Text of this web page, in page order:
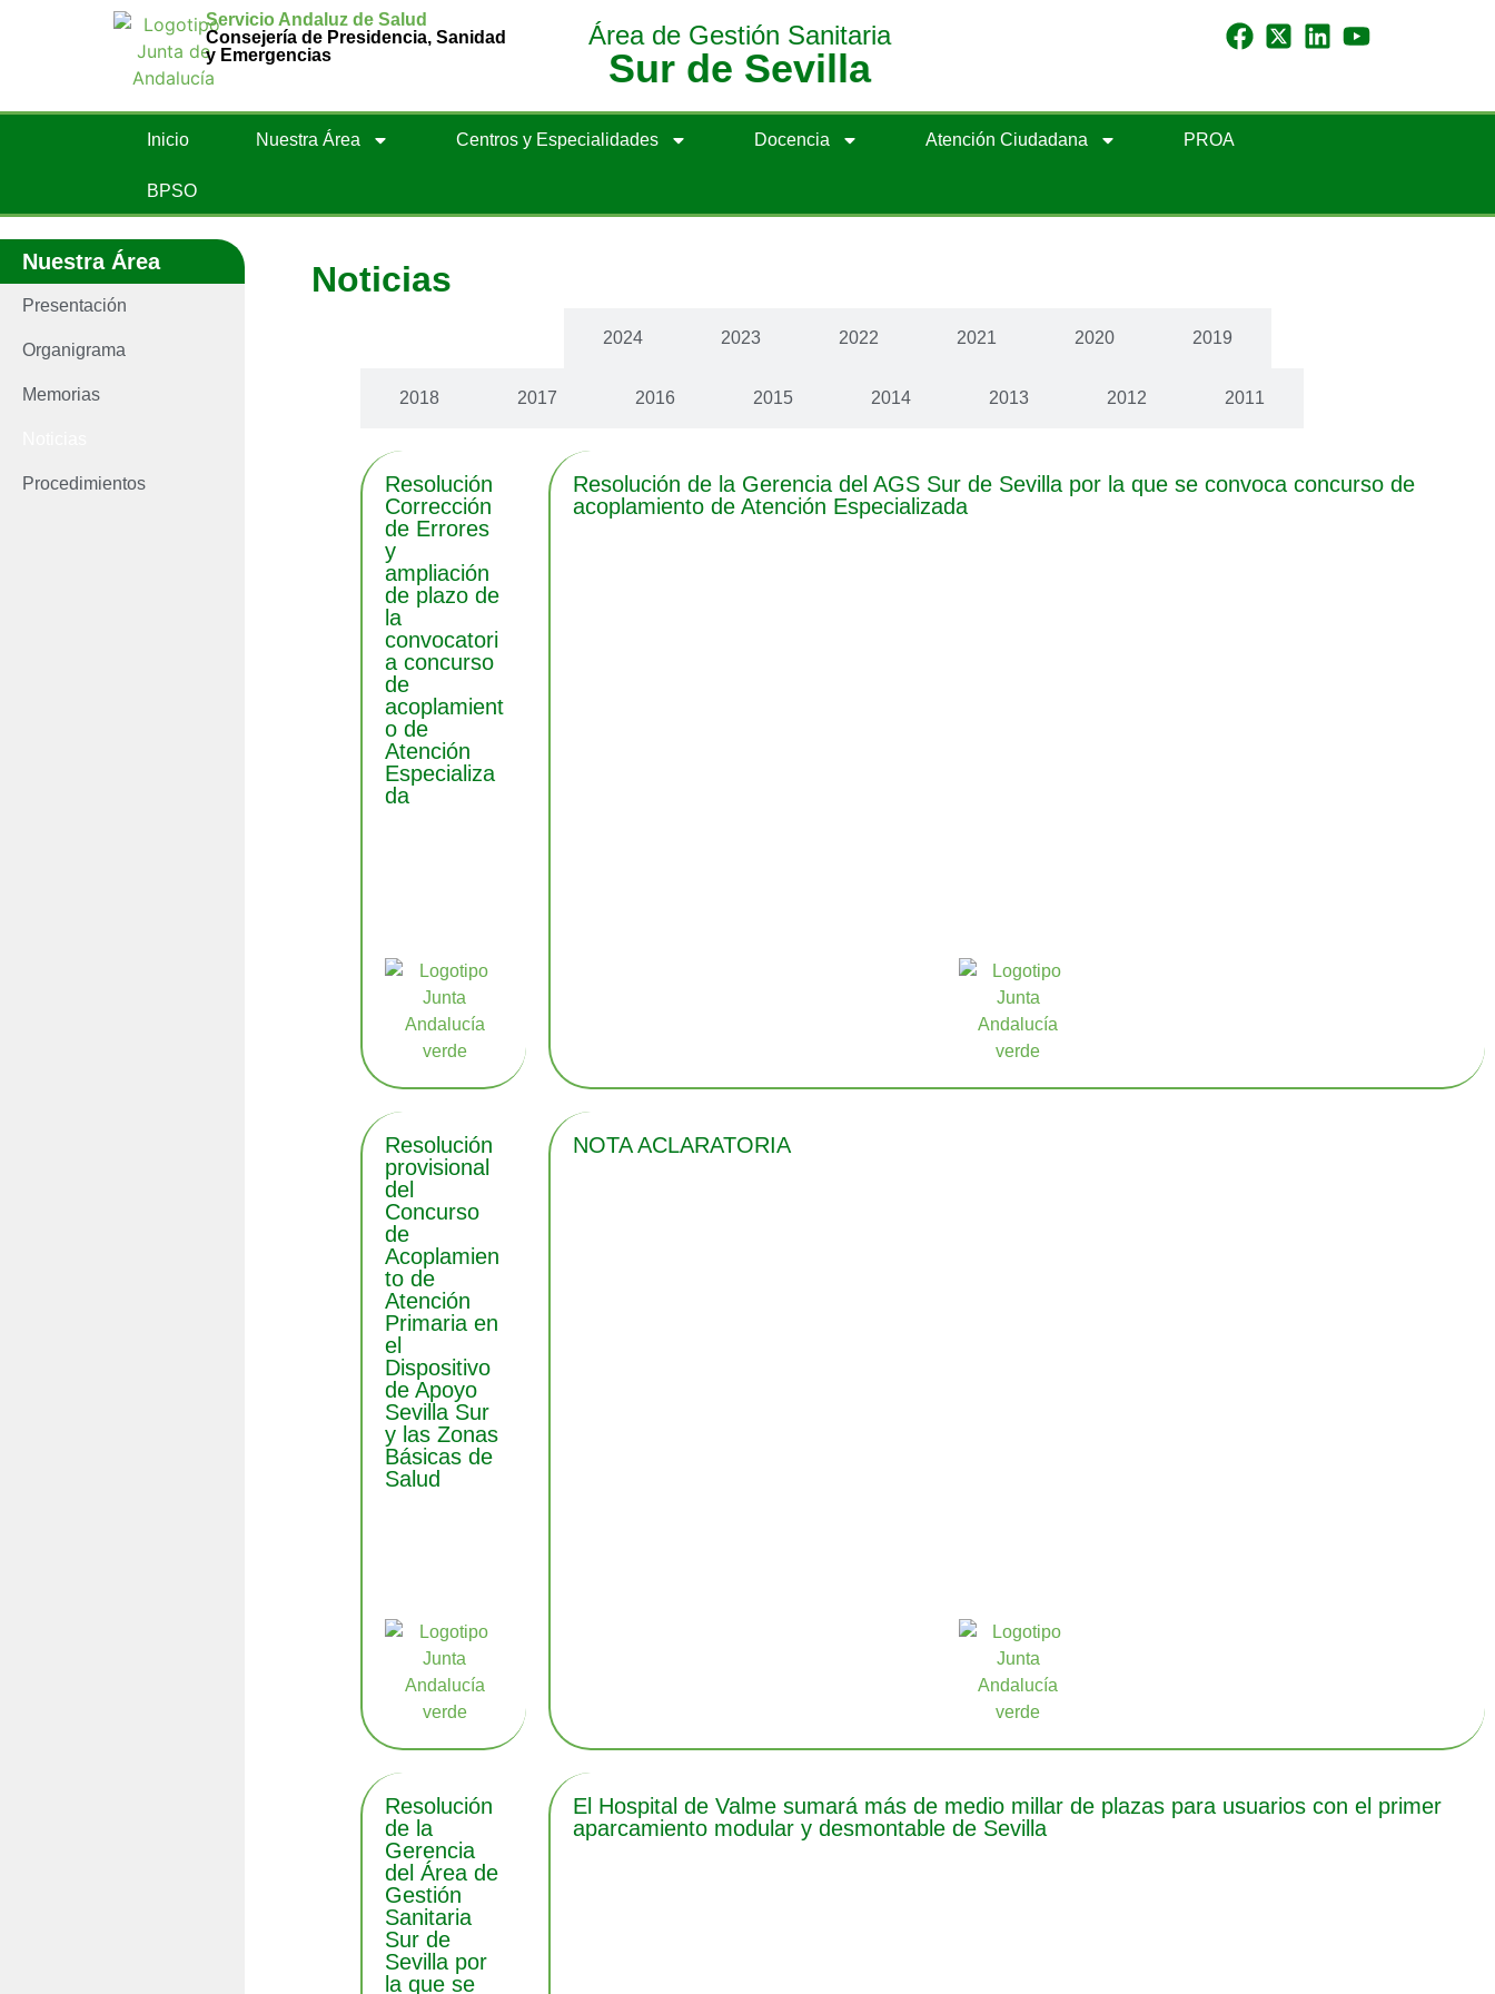
Servicio Andaluz de Salud
Consejería de Presidencia, Sanidad
y Emergencias
Área de Gestión Sanitaria
Sur de Sevilla
Inicio Nuestra Área Centros y Especialidades Docencia Atención Ciudadana PROA
BPSO
Nuestra Área
Presentación
Organigrama
Memorias
Procedimientos
Noticias
2024 2023 2022 2021 2020 2019
2018 2017 2016 2015 2014 2013 2012 2011
Resolución
Corrección
de Errores
y
ampliación
de plazo de
la
convocatori
a concurso
de
acoplamient
o de
Atención
Especializa
da
Resolución de la Gerencia del AGS Sur de Sevilla por la que se convoca concurso de
acoplamiento de Atención Especializada
Resolución
provisional
del
Concurso
de
Acoplamien
to de
Atención
Primaria en
el
Dispositivo
de Apoyo
Sevilla Sur
y las Zonas
Básicas de
Salud
NOTA ACLARATORIA
Resolución
de la
Gerencia
del Área de
Gestión
Sanitaria
Sur de
Sevilla por
la que se
El Hospital de Valme sumará más de medio millar de plazas para usuarios con el primer
aparcamiento modular y desmontable de Sevilla